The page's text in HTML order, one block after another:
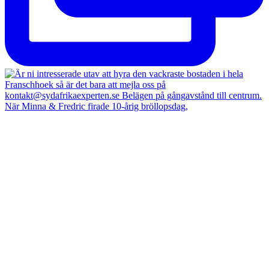
När Minna & Fredric firade 10-årig bröllopsdag,